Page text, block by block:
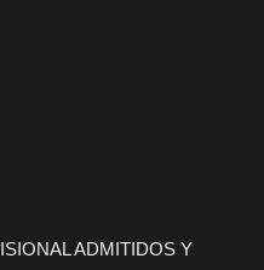
ADMITIDOS Y